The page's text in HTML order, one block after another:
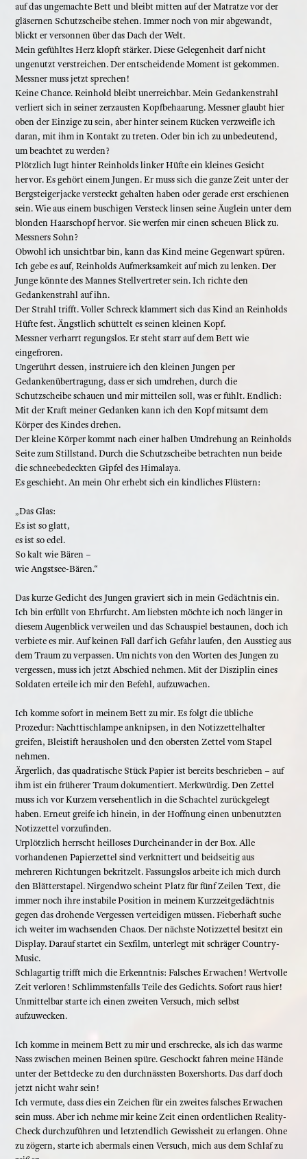
auf das ungemachte Bett und bleibt mitten auf der Matratze vor der
gläsernen Schutzscheibe stehen. Immer noch von mir abgewandt,
blickt er versonnen über das Dach der Welt.
Mein gefühltes Herz klopft stärker. Diese Gelegenheit darf nicht
ungenutzt verstreichen. Der entscheidende Moment ist gekommen.
Messner muss jetzt sprechen!
Keine Chance. Reinhold bleibt unerreichbar. Mein Gedankenstrahl
verliert sich in seiner zerzausten Kopfbehaarung. Messner glaubt hier
oben der Einzige zu sein, aber hinter seinem Rücken verzweifle ich
daran, mit ihm in Kontakt zu treten. Oder bin ich zu unbedeutend,
um beachtet zu werden?
Plötzlich lugt hinter Reinholds linker Hüfte ein kleines Gesicht
hervor. Es gehört einem Jungen. Er muss sich die ganze Zeit unter der
Bergsteigerjacke versteckt gehalten haben oder gerade erst erschienen
sein. Wie aus einem buschigen Versteck linsen seine Äuglein unter dem
blonden Haarschopf hervor. Sie werfen mir einen scheuen Blick zu.
Messners Sohn?
Obwohl ich unsichtbar bin, kann das Kind meine Gegenwart spüren.
Ich gebe es auf, Reinholds Aufmerksamkeit auf mich zu lenken. Der
Junge könnte des Mannes Stellvertreter sein. Ich richte den
Gedankenstrahl auf ihn.
Der Strahl trifft. Voller Schreck klammert sich das Kind an Reinholds
Hüfte fest. Ängstlich schüttelt es seinen kleinen Kopf.
Messner verharrt regungslos. Er steht starr auf dem Bett wie
eingefroren.
Ungerührt dessen, instruiere ich den kleinen Jungen per
Gedankenübertragung, dass er sich umdrehen, durch die
Schutzscheibe schauen und mir mitteilen soll, was er fühlt. Endlich:
Mit der Kraft meiner Gedanken kann ich den Kopf mitsamt dem
Körper des Kindes drehen.
Der kleine Körper kommt nach einer halben Umdrehung an Reinholds
Seite zum Stillstand. Durch die Schutzscheibe betrachten nun beide
die schneebedeckten Gipfel des Himalaya.
Es geschieht. An mein Ohr erhebt sich ein kindliches Flüstern:
„Das Glas:
Es ist so glatt,
es ist so edel.
So kalt wie Bären –
wie Angstsee-Bären.“
Das kurze Gedicht des Jungen graviert sich in mein Gedächtnis ein.
Ich bin erfüllt von Ehrfurcht. Am liebsten möchte ich noch länger in
diesem Augenblick verweilen und das Schauspiel bestaunen, doch ich
verbiete es mir. Auf keinen Fall darf ich Gefahr laufen, den Ausstieg aus
dem Traum zu verpassen. Um nichts von den Worten des Jungen zu
vergessen, muss ich jetzt Abschied nehmen. Mit der Disziplin eines
Soldaten erteile ich mir den Befehl, aufzuwachen.
Ich komme sofort in meinem Bett zu mir. Es folgt die übliche
Prozedur: Nachttischlampe anknipsen, in den Notizzettelhalter
greifen, Bleistift herausholen und den obersten Zettel vom Stapel
nehmen.
Ärgerlich, das quadratische Stück Papier ist bereits beschrieben – auf
ihm ist ein früherer Traum dokumentiert. Merkwürdig. Den Zettel
muss ich vor Kurzem versehentlich in die Schachtel zurückgelegt
haben. Erneut greife ich hinein, in der Hoffnung einen unbenutzten
Notizzettel vorzufinden.
Urplötzlich herrscht heilloses Durcheinander in der Box. Alle
vorhandenen Papierzettel sind verknittert und beidseitig aus
mehreren Richtungen bekritzelt. Fassungslos arbeite ich mich durch
den Blätterstapel. Nirgendwo scheint Platz für fünf Zeilen Text, die
immer noch ihre instabile Position in meinem Kurzzeitgedächtnis
gegen das drohende Vergessen verteidigen müssen. Fieberhaft suche
ich weiter im wachsenden Chaos. Der nächste Notizzettel besitzt ein
Display. Darauf startet ein Sexfilm, unterlegt mit schräger Country-
Music.
Schlagartig trifft mich die Erkenntnis: Falsches Erwachen! Wertvolle
Zeit verloren! Schlimmstenfalls Teile des Gedichts. Sofort raus hier!
Unmittelbar starte ich einen zweiten Versuch, mich selbst
aufzuwecken.
Ich komme in meinem Bett zu mir und erschrecke, als ich das warme
Nass zwischen meinen Beinen spüre. Geschockt fahren meine Hände
unter der Bettdecke zu den durchnässten Boxershorts. Das darf doch
jetzt nicht wahr sein!
Ich vermute, dass dies ein Zeichen für ein zweites falsches Erwachen
sein muss. Aber ich nehme mir keine Zeit einen ordentlichen Reality-
Check durchzuführen und letztendlich Gewissheit zu erlangen. Ohne
zu zögern, starte ich abermals einen Versuch, mich aus dem Schlaf zu